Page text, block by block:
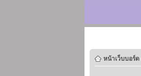
หน้าเว็บบอร์ด